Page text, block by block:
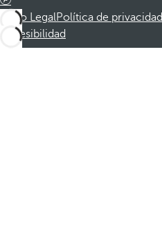
Aviso LegalPolítica de privacidad
Accesibilidad